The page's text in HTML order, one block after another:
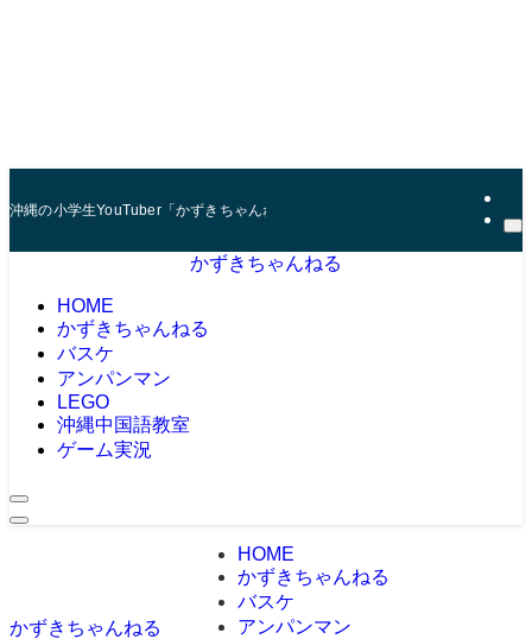
沖縄の小学生YouTuber「かずきちゃんねる」。 マインクラフト（マイクラ）
かずきちゃんねる
HOME
かずきちゃんねる
バスケ
アンパンマン
LEGO
沖縄中国語教室
ゲーム実況
かずきちゃんねる
HOME
かずきちゃんねる
バスケ
アンパンマン